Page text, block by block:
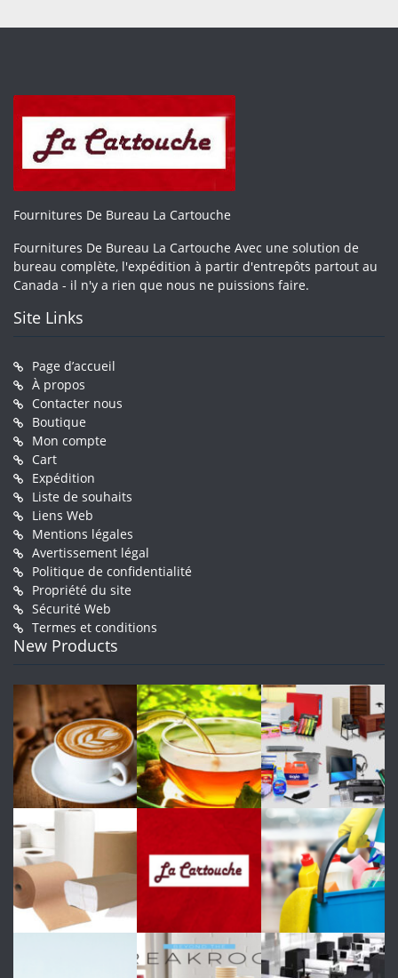
Fournitures De Bureau La Cartouche
Fournitures De Bureau La Cartouche Avec une solution de
bureau complète, l'expédition à partir d'entrepôts partout au
Canada - il n'y a rien que nous ne puissions faire.
Site Links
Page d’accueil
À propos
Contacter nous
Boutique
Mon compte
Cart
Expédition
Liste de souhaits
Liens Web
Mentions légales
Avertissement légal
Politique de confidentialité
Propriété du site
Sécurité Web
Termes et conditions
New Products